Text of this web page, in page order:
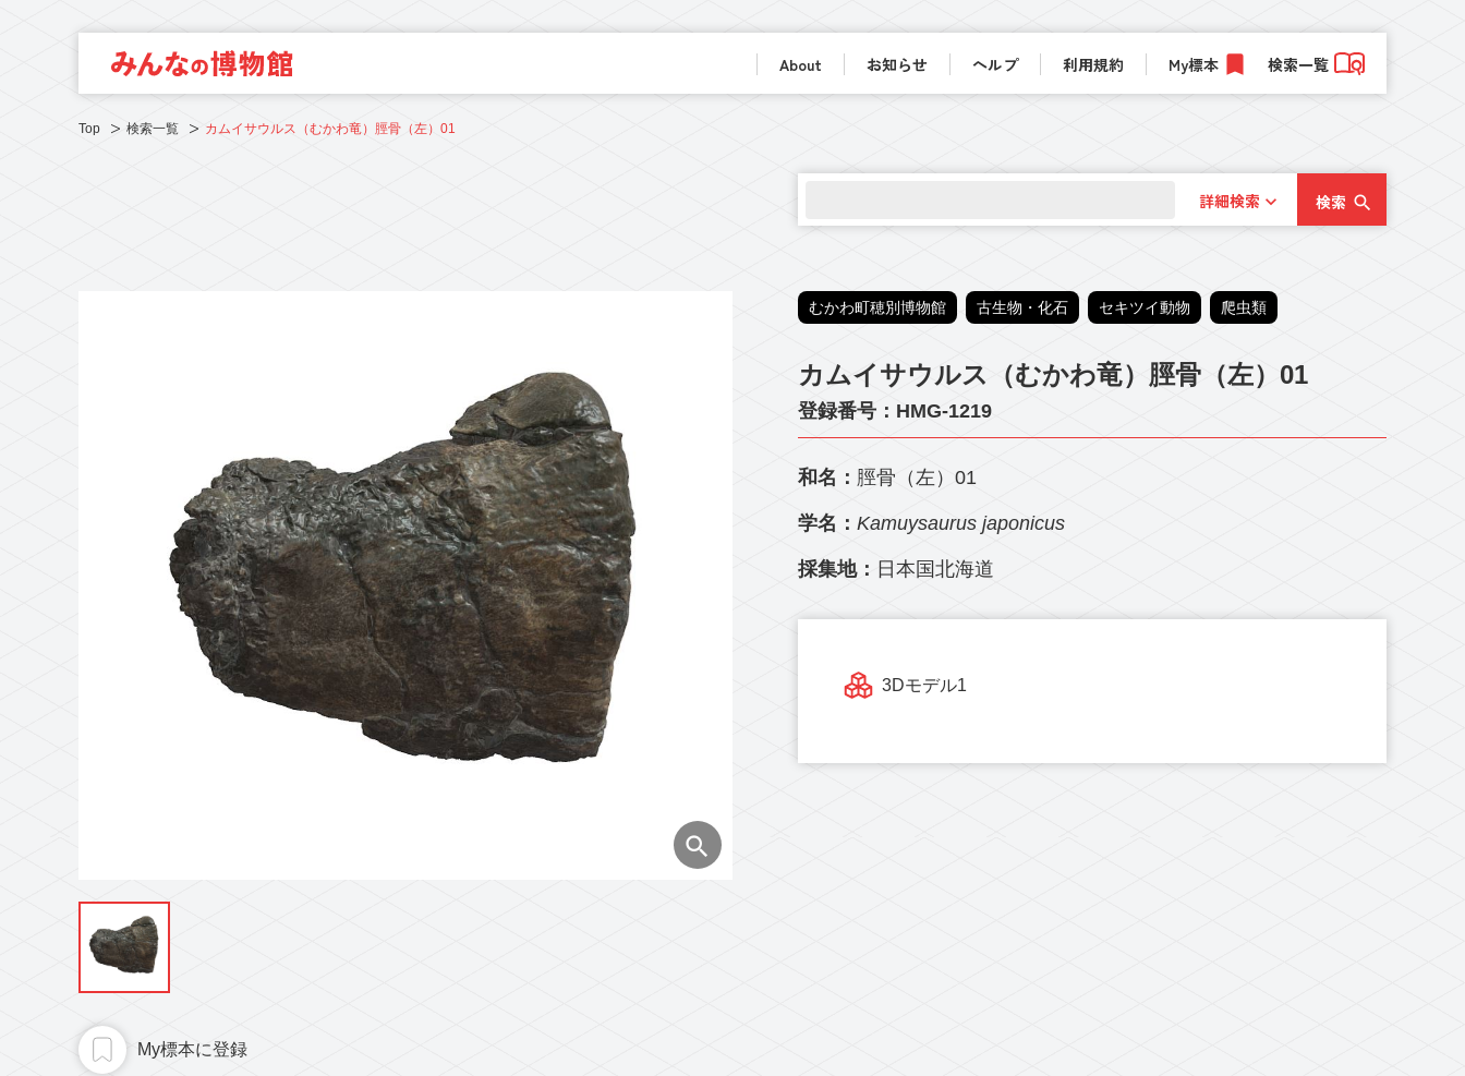
About お知らせ ヘルプ 利用規約 My標本 検索一覧
Top 検索一覧 カムイサウルス（むかわ竜）脛骨（左）01
詳細検索 検索
My標本に登録
むかわ町穂別博物館 古生物・化石 セキツイ動物 爬虫類
カムイサウルス（むかわ竜）脛骨（左）01
登録番号：HMG-1219
和名： 脛骨（左）01
学名： Kamuysaurus japonicus
採集地： 日本国北海道
3Dモデル1